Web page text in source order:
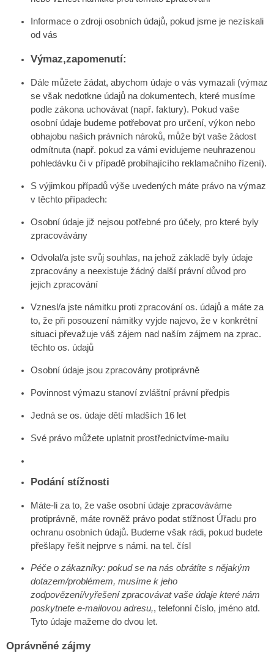
Informace o zdroji osobních údajů, pokud jsme je nezískali
od vás
Výmaz,zapomenutí:
Dále můžete žádat, abychom údaje o vás vymazali (výmaz
se však nedotkne údajů na dokumentech, které musíme
podle zákona uchovávat (např. faktury). Pokud vaše
osobní údaje budeme potřebovat pro určení, výkon nebo
obhajobu našich právních nároků, může být vaše žádost
odmítnuta (např. pokud za vámi evidujeme neuhrazenou
pohledávku či v případě probíhajícího reklamačního řízení).
S výjimkou případů výše uvedených máte právo na výmaz
v těchto případech:
Osobní údaje již nejsou potřebné pro účely, pro které byly
zpracovávány
Odvolal/a jste svůj souhlas, na jehož základě byly údaje
zpracovány a neexistuje žádný další právní důvod pro
jejich zpracování
Vznesl/a jste námitku proti zpracování os. údajů a máte za
to, že při posouzení námitky vyjde najevo, že v konkrétní
situaci převažuje váš zájem nad naším zájmem na zprac.
těchto os. údajů
Osobní údaje jsou zpracovány protiprávně
Povinnost výmazu stanoví zvláštní právní předpis
Jedná se os. údaje dětí mladších 16 let
Své právo můžete uplatnit prostřednictvíme-mailu
Podání stížnosti
Máte-li za to, že vaše osobní údaje zpracováváme
protiprávně, máte rovněž právo podat stížnost Úřadu pro
ochranu osobních údajů. Budeme však rádi, pokud budete
přešlapy řešit nejprve s námi. na tel. čísl
Péče o zákazníky: pokud se na nás obrátíte s nějakým
dotazem/problémem, musíme k jeho
zodpovězení/vyřešení zpracovávat vaše údaje které nám
poskytnete e-mailovou adresu,, telefonní číslo, jméno atd.
Tyto údaje mažeme do dvou let.
Oprávněné zájmy